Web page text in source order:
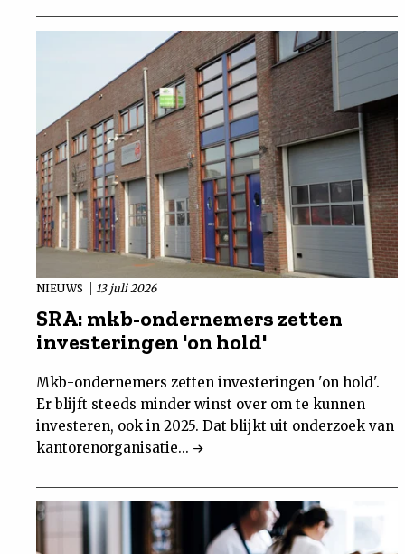
NIEUWS 13 juli 2026
SRA: mkb-ondernemers zetten
investeringen 'on hold'
Mkb-ondernemers zetten investeringen 'on hold'.
Er blijft steeds minder winst over om te kunnen
investeren, ook in 2025. Dat blijkt uit onderzoek van
kantorenorganisatie...